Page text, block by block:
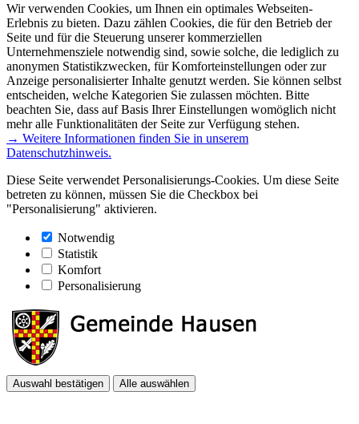
Wir verwenden Cookies, um Ihnen ein optimales Webseiten-
Erlebnis zu bieten. Dazu zählen Cookies, die für den Betrieb der
Seite und für die Steuerung unserer kommerziellen
Unternehmensziele notwendig sind, sowie solche, die lediglich zu
anonymen Statistikzwecken, für Komforteinstellungen oder zur
Anzeige personalisierter Inhalte genutzt werden. Sie können selbst
entscheiden, welche Kategorien Sie zulassen möchten. Bitte
beachten Sie, dass auf Basis Ihrer Einstellungen womöglich nicht
mehr alle Funktionalitäten der Seite zur Verfügung stehen.
→ Weitere Informationen finden Sie in unserem
Datenschutzhinweis.
Diese Seite verwendet Personalisierungs-Cookies. Um diese Seite
betreten zu können, müssen Sie die Checkbox bei
"Personalisierung" aktivieren.
Notwendig
Statistik
Komfort
Personalisierung
Auswahl bestätigen Alle auswählen